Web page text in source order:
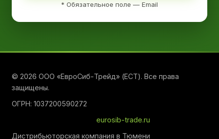
* Обязательное поле — Email
© 2026 ООО «ЕвроСиб-Трейд» (ЕСТ). Все права
защищены.
ОГРН: 1037200590272
eurosib-trade.ru
Дистрибьюторская компания в Тюмени